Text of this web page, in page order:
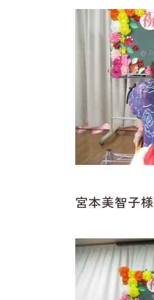
宮本美智子様